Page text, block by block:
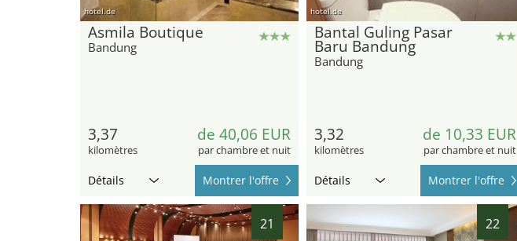
hotel.de
Asmila Boutique
Bandung
3,37
kilomètres
de 40,06 EUR
par chambre et nuit
Détails Montrer l'offre
hotel.de
Bantal Guling Pasar
Baru Bandung
Bandung
3,32
kilomètres
de 10,33 EUR
par chambre et nuit
Détails Montrer l'offre
21 22